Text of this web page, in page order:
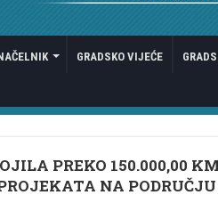
GRADSKO VIJEĆE
PREKO 150.000,00
NA PODRUČJU